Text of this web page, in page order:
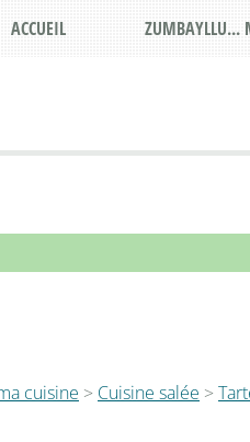
ACCUEIL ZUMBAYLLU...
cuisine > Cuisine salée >